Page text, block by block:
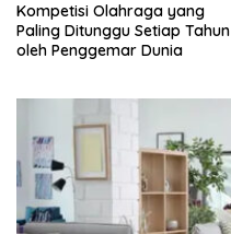
Kompetisi Olahraga yang
Paling Ditunggu Setiap Tahun
oleh Penggemar Dunia